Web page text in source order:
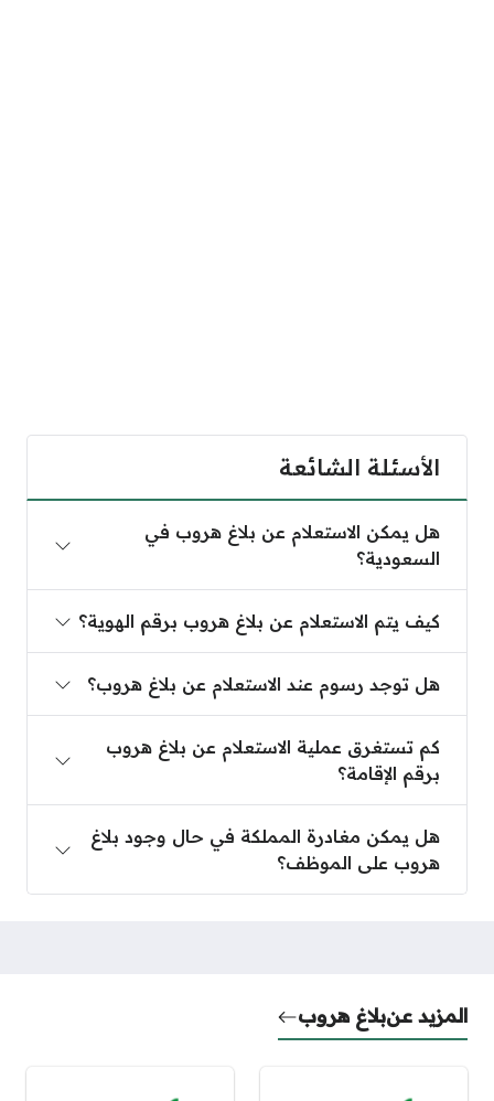
الأسئلة الشائعة
هل يمكن الاستعلام عن بلاغ هروب في
السعودية؟
كيف يتم الاستعلام عن بلاغ هروب برقم الهوية؟
هل توجد رسوم عند الاستعلام عن بلاغ هروب؟
كم تستغرق عملية الاستعلام عن بلاغ هروب
برقم الإقامة؟
هل يمكن مغادرة المملكة في حال وجود بلاغ
هروب على الموظف؟
المزيد عنبلاغ هروب